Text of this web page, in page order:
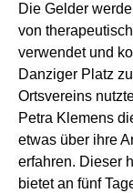
Die Gelder
von
verwendet und
Danziger Platz
Ortsvereins
Petra Klemens
etwas über ihre
erfahren. Dieser
bietet an fünf